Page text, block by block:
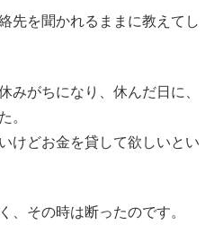
先を聞かれるままに教えてし
みがちになり、休んだ日に、
けどお金を貸して欲しいとい
、その時は断ったのです。